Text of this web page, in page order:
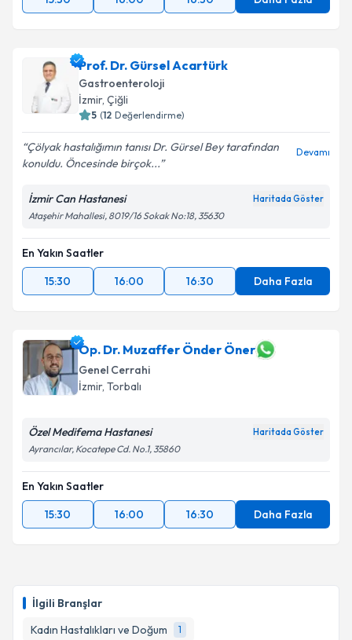
İlgili Branşlar
Kadın Hastalıkları ve Doğum
1
Prof. Dr. Gürsel Acartürk
Gastroenteroloji
İzmir, Çiğli
5 (12 Değerlendirme)
Çölyak hastalığımın tanısı Dr. Gürsel Bey tarafından
konuldu. Öncesinde birçok...
Devamı
İzmir Can Hastanesi Haritada Göster
Ataşehir Mahallesi, 8019/16 Sokak No:18, 35630
En Yakın Saatler
15:30
16:00 16:30 Daha Fazla
Op. Dr. Muzaffer Önder Öner
Genel Cerrahi
İzmir, Torbalı
Özel Medifema Hastanesi Haritada Göster
Ayrancılar, Kocatepe Cd. No.1, 35860
En Yakın Saatler
15:30
16:00 16:30 Daha Fazla